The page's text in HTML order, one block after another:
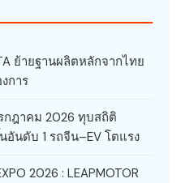
ย้ายฐานผลิตหลักจากไทย
การ
กฎาคม 2026 ทุบสถิติ
อันดับ 1 รถจีน–EV โตแรง
2026 : LEAPMOTOR